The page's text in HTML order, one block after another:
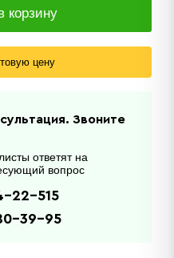
корзину
цену
Звоните
ответят на
вопрос
22-515
39-95